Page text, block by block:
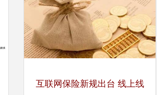
互联网保险新规出台 线上线